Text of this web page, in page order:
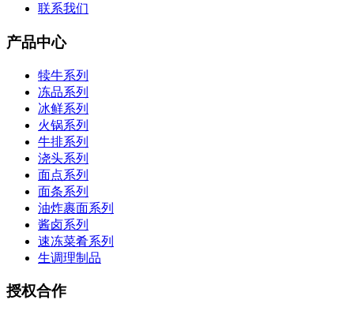
联系我们
产品中心
犊牛系列
冻品系列
冰鲜系列
火锅系列
牛排系列
浇头系列
面点系列
面条系列
油炸裹面系列
酱卤系列
速冻菜肴系列
生调理制品
授权合作